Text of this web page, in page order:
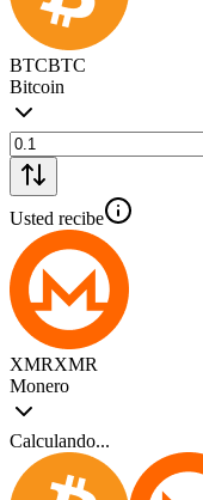
BTCBTC
Bitcoin
Usted recibe
XMRXMR
Monero
Calculando...